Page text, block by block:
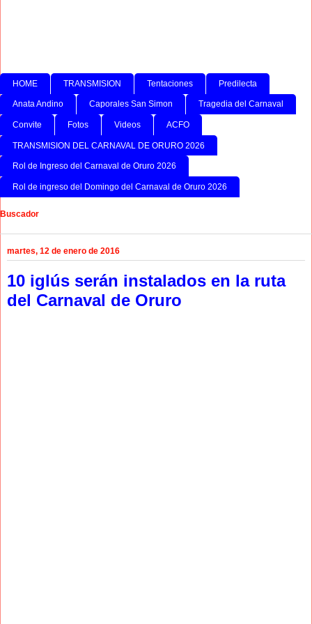
HOME TRANSMISION Tentaciones Predilecta
Anata Andino Caporales San Simon Tragedia del Carnaval
Convite Fotos Videos ACFO
TRANSMISION DEL CARNAVAL DE ORURO 2026
Rol de Ingreso del Carnaval de Oruro 2026
Rol de ingreso del Domingo del Carnaval de Oruro 2026
Buscador
martes, 12 de enero de 2016
10 iglús serán instalados en la ruta
del Carnaval de Oruro